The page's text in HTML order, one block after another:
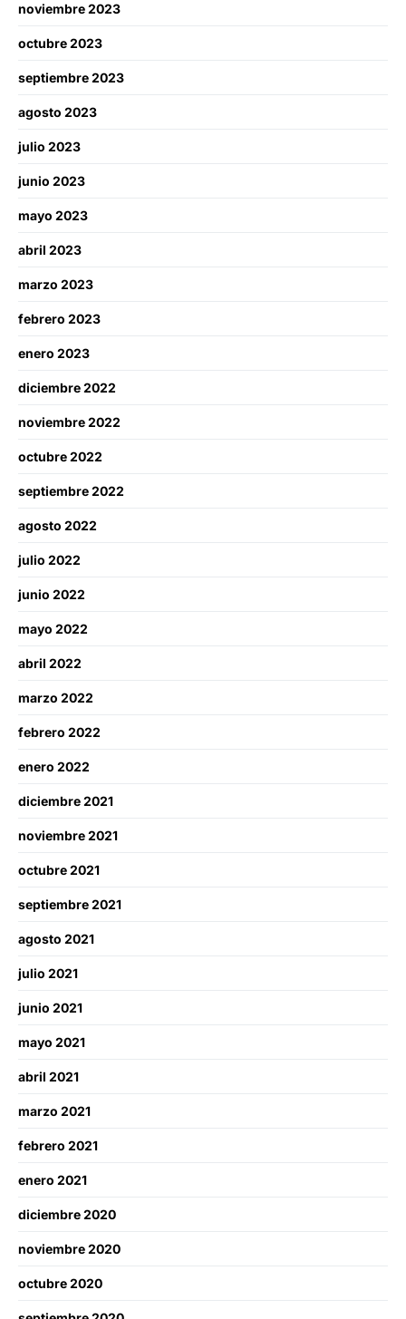
noviembre 2023
octubre 2023
septiembre 2023
agosto 2023
julio 2023
junio 2023
mayo 2023
abril 2023
marzo 2023
febrero 2023
enero 2023
diciembre 2022
noviembre 2022
octubre 2022
septiembre 2022
agosto 2022
julio 2022
junio 2022
mayo 2022
abril 2022
marzo 2022
febrero 2022
enero 2022
diciembre 2021
noviembre 2021
octubre 2021
septiembre 2021
agosto 2021
julio 2021
junio 2021
mayo 2021
abril 2021
marzo 2021
febrero 2021
enero 2021
diciembre 2020
noviembre 2020
octubre 2020